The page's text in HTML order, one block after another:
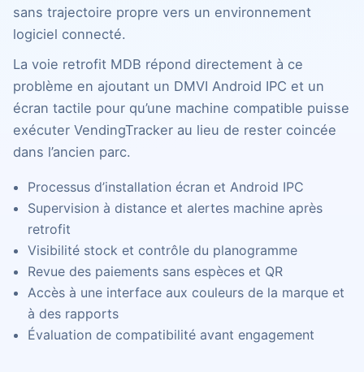
sans trajectoire propre vers un environnement
logiciel connecté.
La voie retrofit MDB répond directement à ce
problème en ajoutant un DMVI Android IPC et un
écran tactile pour qu’une machine compatible puisse
exécuter VendingTracker au lieu de rester coincée
dans l’ancien parc.
Processus d’installation écran et Android IPC
Supervision à distance et alertes machine après
retrofit
Visibilité stock et contrôle du planogramme
Revue des paiements sans espèces et QR
Accès à une interface aux couleurs de la marque et
à des rapports
Évaluation de compatibilité avant engagement